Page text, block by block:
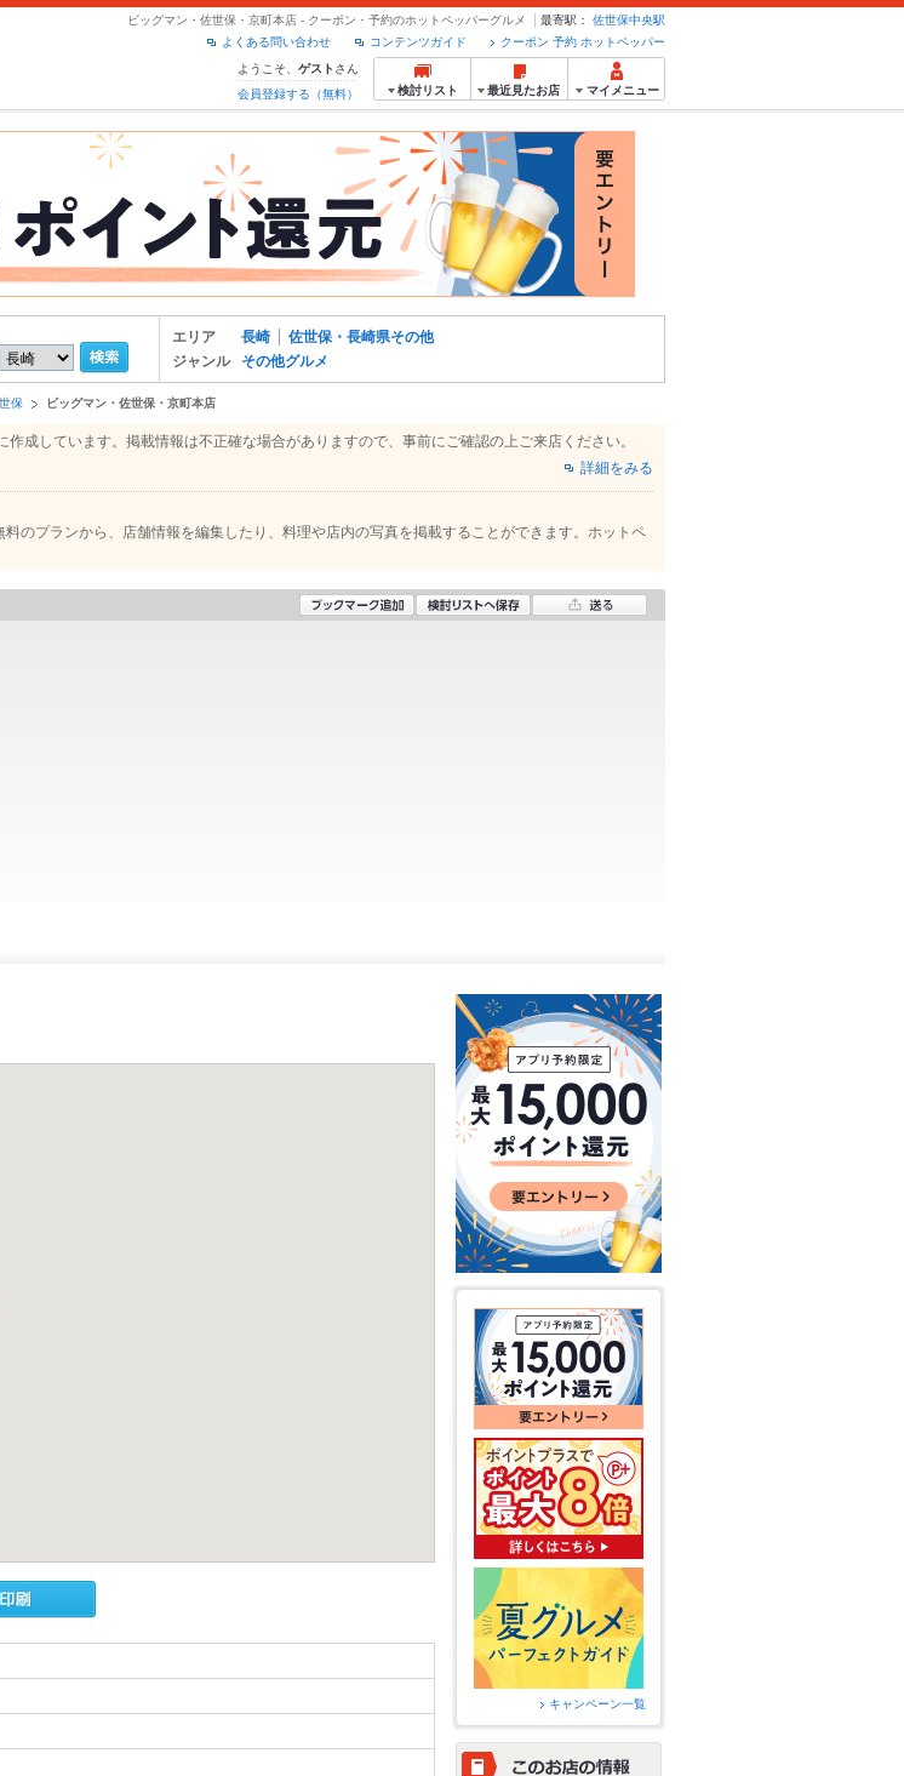
ビッグマン・佐世保・京町本店 - クーポン・予約のホットペッパーグルメ 最寄駅：
佐世保中央駅
クーポン 予約 ホットペッパー
コンテンツガイド
よくある問い合わせ
ようこそ、 ゲスト さん
会員登録する（無料）
検討リスト 最近見たお店 マイメニュー
エリア 長崎
佐世保・長崎県その他
ジャンル
その他グルメ
保 ビッグマン・佐世保・京町本店
成しています。掲載情報は不正確な場合がありますので、事前にご確認の上ご来店ください。
詳細をみる
のプランから、店舗情報を編集したり、料理や店内の写真を掲載することができます。ホットペ
キャンペーン一覧